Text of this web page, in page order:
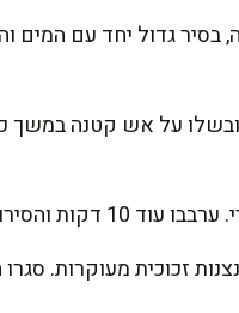
גדול יחד עם המים
על אש קטנה במשך
והסירו מהאש.
זכוכית מעוקרות.